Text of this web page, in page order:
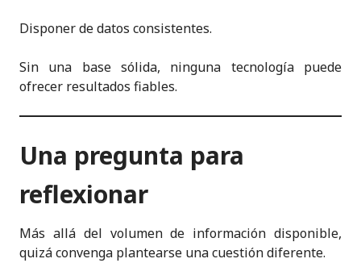
Disponer de datos consistentes.
Sin una base sólida, ninguna tecnología puede
ofrecer resultados fiables.
Una pregunta para
reflexionar
Más allá del volumen de información disponible,
quizá convenga plantearse una cuestión diferente.